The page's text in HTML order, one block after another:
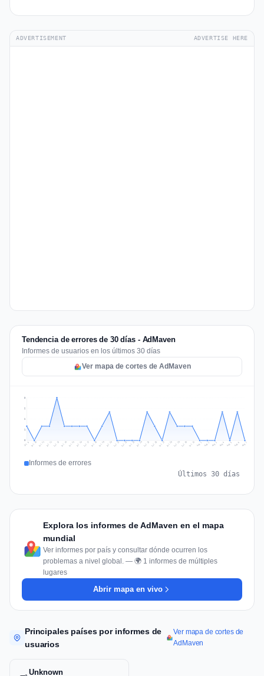
ADVERTISEMENT ADVERTISE HERE
Tendencia de errores de 30 días - AdMaven
Informes de usuarios en los últimos 30 días
Ver mapa de cortes de AdMaven
1
2
2
3
Jul 9 Jul 10 Jul 11 Jul 12 Jul 13 Jul 14 Jul 15 Jul 16 Jul 17 Jul 18 Jul 19 Jul 20 Jul 21 Jul 22 Jul 23 Jul 24 Jul 25 Jul 26 Jul 27 Jul 28 Jul 29 Jul 30 Jul 31 Aug 1 Aug 2 Aug 3 Aug 4 Aug 5 Aug 6 Aug 7
Informes de errores
Últimos 30 días
Explora los informes de AdMaven en el mapa
mundial
Ver informes por país y consultar dónde ocurren los
problemas a nivel global. — 🌍 1 informes de múltiples
lugares
Abrir mapa en vivo
Principales países por informes de
usuarios
Ver mapa de cortes de
AdMaven
Unknown